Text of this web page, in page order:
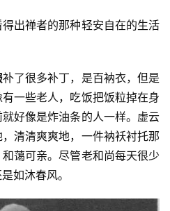
出禅者的那种轻安自在的生活
补了很多补丁，是百衲衣，但是
一些老人，吃饭把饭粒掉在身
好像是炸油条的人一样。虚云
清清爽爽地，一件衲袄衬托那
蔼可亲。尽管老和尚每天很少
如沐春风。